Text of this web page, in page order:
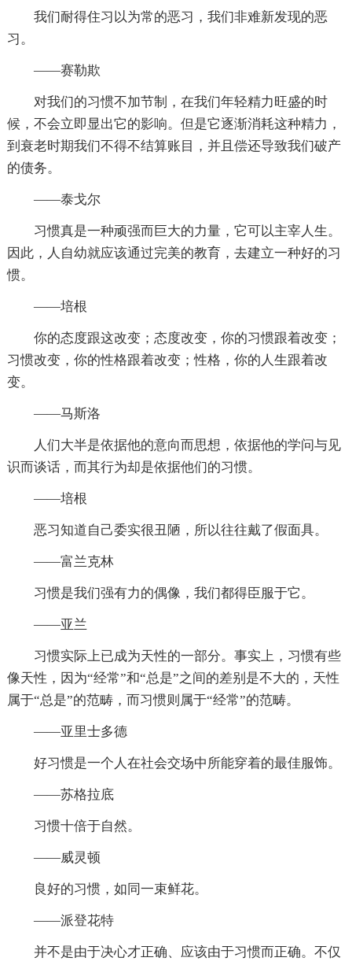
我们耐得住习以为常的恶习，我们非难新发现的恶
习。
——赛勒欺
对我们的习惯不加节制，在我们年轻精力旺盛的时
候，不会立即显出它的影响。但是它逐渐消耗这种精力，
到衰老时期我们不得不结算账目，并且偿还导致我们破产
的债务。
——泰戈尔
习惯真是一种顽强而巨大的力量，它可以主宰人生。
因此，人自幼就应该通过完美的教育，去建立一种好的习
惯。
——培根
你的态度跟这改变；态度改变，你的习惯跟着改变；
习惯改变，你的性格跟着改变；性格，你的人生跟着改
变。
——马斯洛
人们大半是依据他的意向而思想，依据他的学问与见
识而谈话，而其行为却是依据他们的习惯。
——培根
恶习知道自己委实很丑陋，所以往往戴了假面具。
——富兰克林
习惯是我们强有力的偶像，我们都得臣服于它。
——亚兰
习惯实际上已成为天性的一部分。事实上，习惯有些
像天性，因为“经常”和“总是”之间的差别是不大的，天性
属于“总是”的范畴，而习惯则属于“经常”的范畴。
——亚里士多德
好习惯是一个人在社会交场中所能穿着的最佳服饰。
——苏格拉底
习惯十倍于自然。
——威灵顿
良好的习惯，如同一束鲜花。
——派登花特
并不是由于决心才正确、应该由于习惯而正确。不仅